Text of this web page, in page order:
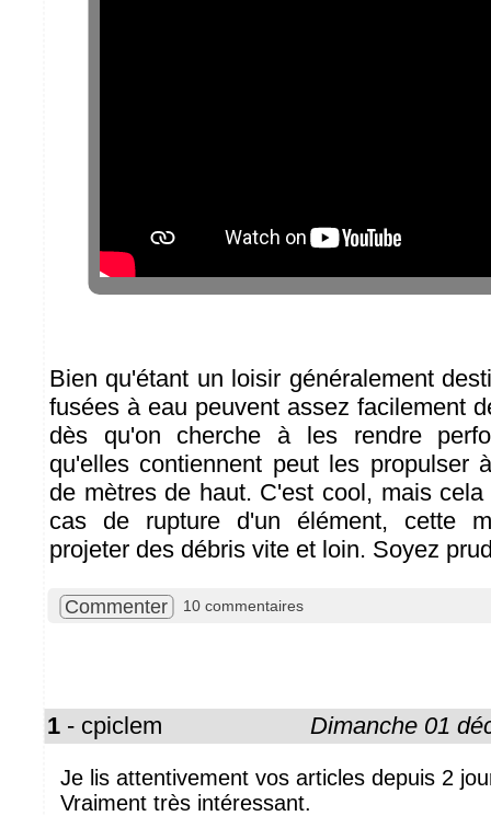
Bien qu'étant un loisir généralement
fusées à eau peuvent assez facilement
dès qu'on cherche à les rendre
qu'elles contiennent peut les propulser
de mètres de haut. C'est cool, mais
cas de rupture d'un élément, cette
projeter des débris vite et loin. Soyez
Commenter 10 commentaires
1 - cpiclem Dimanche 01
Je lis attentivement vos articles depuis 2
Vraiment très intéressant.